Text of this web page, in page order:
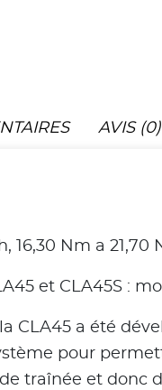
AVIS (0)
16,30 Nm a 21,70
et CLA45S :
la CLA45 a été
pour
traînée et donc